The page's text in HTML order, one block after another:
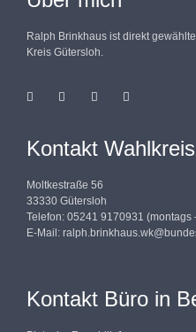
Ralph Brinkhaus ist direkt
Kreis Gütersloh.
Kontakt
Moltkestraße 56
33330 Gütersloh
Telefon: 05241 9170931 (montags
E-Mail:
Kontakt Büro in